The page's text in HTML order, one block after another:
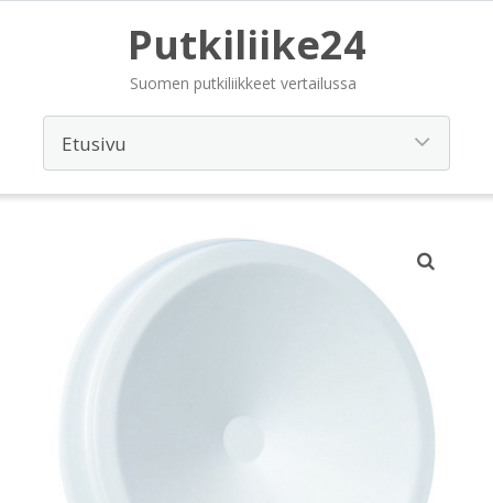
Putkiliike24
Suomen putkiliikkeet vertailussa